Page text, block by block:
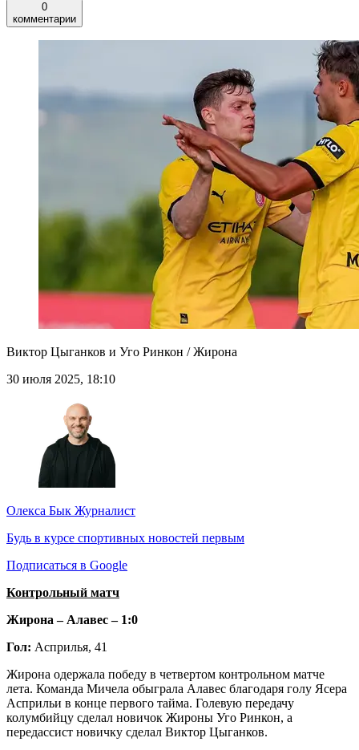
0
комментарии
Виктор Цыганков и Уго Ринкон / Жирона
30 июля 2025, 18:10
Олекса Бык Журналист
Будь в курсе спортивных новостей первым
Подписаться в Google
Контрольный матч
Жирона – Алавес – 1:0
Гол: Асприлья, 41
Жирона одержала победу в четвертом контрольном матче
лета. Команда Мичела обыграла Алавес благодаря голу Ясера
Асприльи в конце первого тайма. Голевую передачу
колумбийцу сделал новичок Жироны Уго Ринкон, а
передассист новичку сделал Виктор Цыганков.